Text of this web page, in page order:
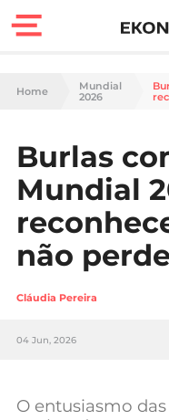
Finanças
Carreira
Casa
Lifestyle
Sociedade
Tecnologia
Negócios
Home
Mundial
2026
Burlas
Mundial
não
Cláudia Pereira
04 Jun, 2026
O entusiasmo